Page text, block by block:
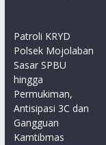
Patroli KRYD
Polsek Mojolaban
Sasar SPBU
hingga
Permukiman,
Antisipasi 3C dan
Gangguan
Kamtibmas